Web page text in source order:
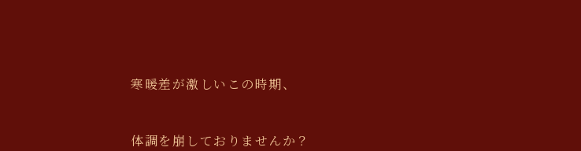
寒暖差が激しいこの時期、
体調を崩しておりませんか？